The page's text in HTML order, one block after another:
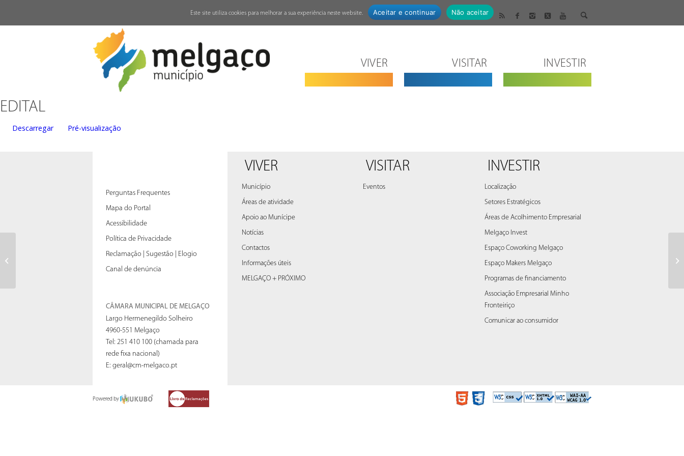
VIVER VISITAR INVESTIR
EDITAL
Descarregar Pré-visualização
Perguntas Frequentes
Mapa do Portal
Acessibilidade
Política de Privacidade
Reclamação | Sugestão | Elogio
Canal de denúncia
CÂMARA MUNICIPAL DE MELGAÇO
Largo Hermenegildo Solheiro
4960-551 Melgaço
Tel: 251 410 100 (chamada para
rede fixa nacional)
E:geral@cm-melgaco.pt
VIVER
Município
Áreas de atividade
Apoio ao Munícipe
Notícias
Contactos
Informações úteis
MELGAÇO + PRÓXIMO
VISITAR
Eventos
INVESTIR
Localização
Setores Estratégicos
Áreas de Acolhimento Empresarial
Melgaço Invest
Espaço Coworking Melgaço
Espaço Makers Melgaço
Programas de financiamento
Associação Empresarial Minho
Fronteiriço
Comunicar ao consumidor
Powered by
Condicionamento de trânsito e
estacionamento – retificação
Este site utiliza cookies para melhorar a sua experiência neste website. Aceitar e continuar Não aceitar